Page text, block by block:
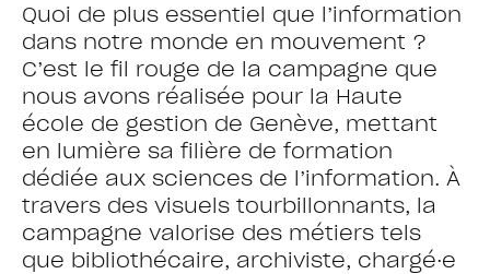
Quoi de plus essentiel que l’information
dans notre monde en mouvement ?
C’est le fil rouge de la campagne que
nous avons réalisée pour la Haute
école de gestion de Genève, mettant
en lumière sa filière de formation
dédiée aux sciences de l’information. À
travers des visuels tourbillonnants, la
campagne valorise des métiers tels
que bibliothécaire, archiviste, chargé·e